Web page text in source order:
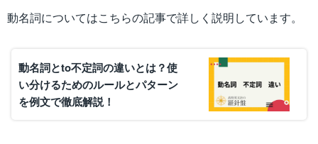
動名詞についてはこちらの記事で詳しく説明しています。
動名詞とto不定詞の違いとは？使
い分けるためのルールとパターン
を例文で徹底解説！